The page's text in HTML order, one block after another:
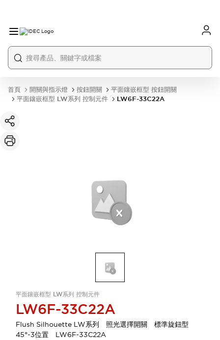
首頁 開關與指示燈 按鈕開關
平面鑲嵌框型 按鈕開關
平面鑲嵌框型 LW系列 控制元件
LW6F-33C22A
平面鑲嵌框型 LW系列 控制元件
LW6F-33C22A
Flush Silhouette LW系列 照光選擇開關 標準旋鈕型
45°-3位置 LW6F-33C22A